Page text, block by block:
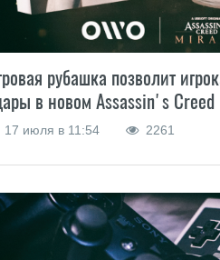
рубашка позволит
в новом Assassin's Creed
17 июля в 11:54 2261